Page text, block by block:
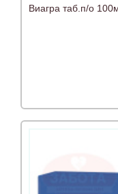
Виагра таб.п/о